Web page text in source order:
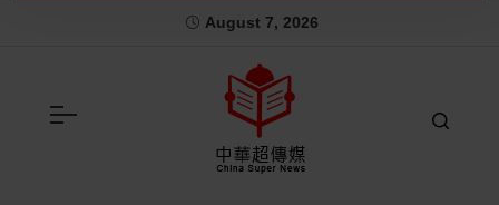
August 7, 2026